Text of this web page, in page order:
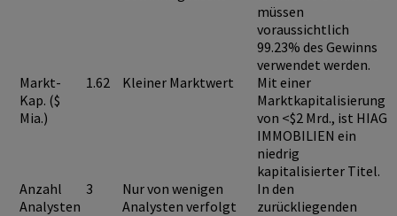
müssen
voraussichtlich
99.23% des Gewinns
verwendet werden.
Markt-
Kap. ($
Mia.)
1.62 Kleiner Marktwert
Mit einer
Marktkapitalisierung
von <$2 Mrd., ist HIAG
IMMOBILIEN ein
niedrig
kapitalisierter Titel.
Anzahl
Analysten
3
Nur von wenigen
Analysten verfolgt
In den
zurückliegenden